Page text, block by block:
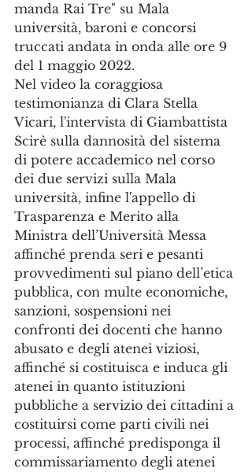
manda Rai Tre" su Mala
università, baroni e concorsi
truccati andata in onda alle ore 9
del 1 maggio 2022.
Nel video la coraggiosa
testimonianza di Clara Stella
Vicari, l'intervista di Giambattista
Scirè sulla dannosità del sistema
di potere accademico nel corso
dei due servizi sulla Mala
università, infine l'appello di
Trasparenza e Merito alla
Ministra dell’Università Messa
affinché prenda seri e pesanti
provvedimenti sul piano dell’etica
pubblica, con multe economiche,
sanzioni, sospensioni nei
confronti dei docenti che hanno
abusato e degli atenei viziosi,
affinché si costituisca e induca gli
atenei in quanto istituzioni
pubbliche a servizio dei cittadini a
costituirsi come parti civili nei
processi, affinché predisponga il
commissariamento degli atenei